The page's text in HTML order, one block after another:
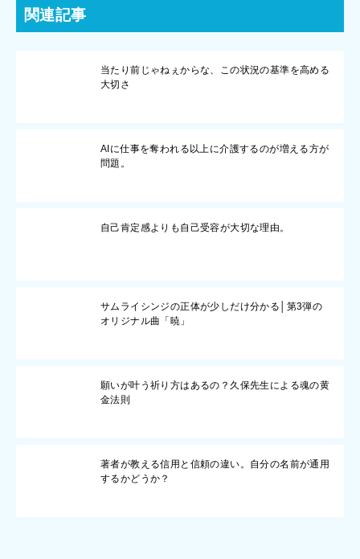
関連記事
当たり前じゃねぇからな、この状況の基準を高める
大切さ
AIに仕事を奪われる以上に介護するのが増える方が
問題。
自己肯定感よりも自己受容が大切な理由。
サムライシンジの正体が少しだけ分かる│第3弾の
オリジナル曲「暁」
願いが叶う祈り方はあるの？久保先生による魂の黄
金法則
著者が教える信用と信頼の違い。自分の名前が通用
するかどうか？